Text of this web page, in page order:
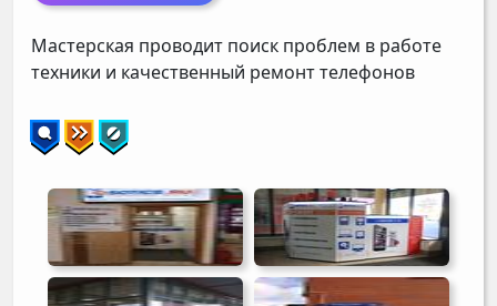
Мастерская проводит поиск проблем в работе
техники и качественный ремонт телефонов